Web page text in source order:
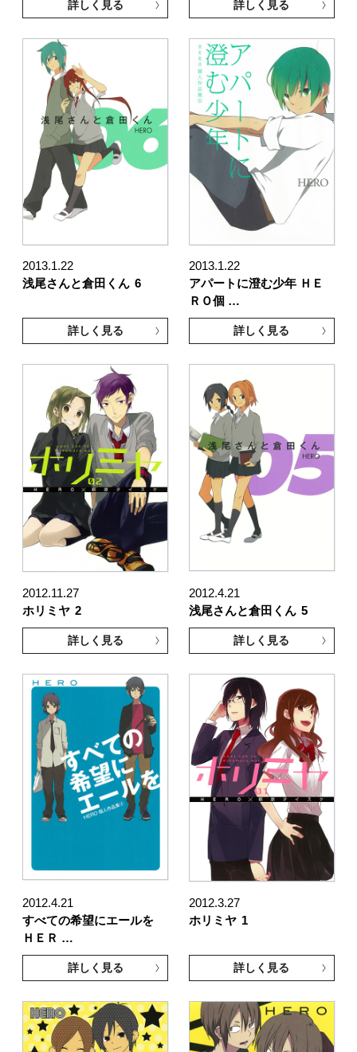
詳しく見る 詳しく見る
2013.1.22
浅尾さんと倉田くん 6
詳しく見る
2013.1.22
アパートに澄む少年 ＨＥ
ＲＯ個 …
詳しく見る
2012.11.27
ホリミヤ 2
詳しく見る
2012.4.21
浅尾さんと倉田くん 5
詳しく見る
2012.4.21
すべての希望にエールを
ＨＥＲ …
詳しく見る
2012.3.27
ホリミヤ 1
詳しく見る